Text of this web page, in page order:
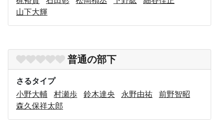
山下大輝
普通の部下
さるタイプ
小野大輔
村瀬歩 鈴木達央 永野由祐
前野智昭
森久保祥太郎